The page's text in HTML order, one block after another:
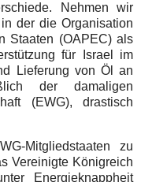
Nehmen wir
der die Organisation
Staaten (OAPEC) als
für Israel im
Lieferung von Öl an
der damaligen
(EWG), drastisch
Mitgliedstaaten zu
Vereinigte Königreich
Energieknappheit